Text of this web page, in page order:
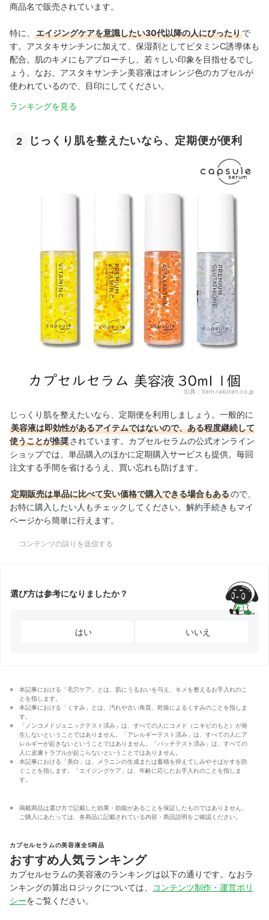
商品名で販売されています。
特に、 エイジングケアを意識したい30代以降の人にぴったりで
す。アスタキサンチンに加えて、保湿剤としてビタミンC誘導体も
配合。肌のキメにもアプローチし、若々しい印象を目指せるでし
ょう。なお、アスタキサンチン美容液はオレンジ色のカプセルが
使われているので、目印にしてください。
ランキングを見る
2 じっくり肌を整えたいなら、定期便が便利
出典： item.rakuten.co.jp
じっくり肌を整えたいなら、定期便を利用しましょう。一般的に
美容液は即効性があるアイテムではないので、ある程度継続して
使うことが推奨されています。カプセルセラムの公式オンライン
ショップでは、単品購入のほかに定期購入サービスも提供。毎回
注文する手間を省けるうえ、買い忘れも防げます。
定期販売は単品に比べて安い価格で購入できる場合もあるので、
お特に購入したい人もチェックしてください。解約手続きもマイ
ページから簡単に行えます。
コンテンツの誤りを送信する
選び方は参考になりましたか？
はい いいえ
本記事における「毛穴ケア」とは、肌にうるおいを与え、キメを整えるお手入れのこ
とを指します。
本記事における「くすみ」とは、汚れや古い角質、乾燥によるくすみのことを指しま
す。
「ノンコメドジェニックテスト済み」は、すべての人にコメド（ニキビのもと）が発
生しないということではありません。「アレルギーテスト済み」は、すべての人にア
レルギーが起きないということではありません。「パッチテスト済み」は、すべての
人に皮膚トラブルが起こらないということではありません。
本記事における「美白」は、メラニンの生成または蓄積を抑えてしみやそばかすを防
ぐことを指します。「エイジングケア」は、年齢に応じたお手入れのことを指しま
す。
掲載商品は選び方で記載した効果・効能があることを保証したものではありません。
ご購入にあたっては、各商品に記載されている内容・商品説明をご確認ください。
カプセルセラムの美容液全5商品
おすすめ人気ランキング
カプセルセラムの美容液のランキングは以下の通りです。なおラ
ンキングの算出ロジックについては、
コンテンツ制作・運営ポリ
シーをご覧ください。